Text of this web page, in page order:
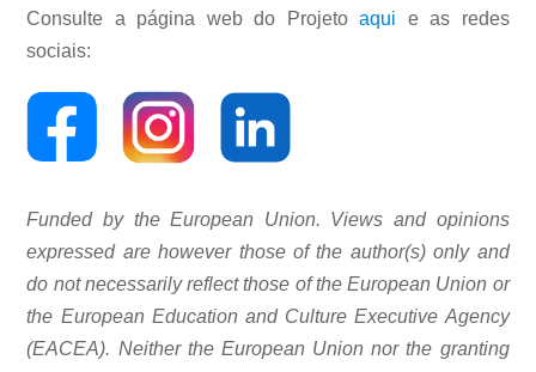
Consulte a página web do Projetoaqui e as redes
sociais:
Funded by the European Union. Views and opinions
expressed are however those of the author(s) only and
do not necessarily reflect those of the European Union or
the European Education and Culture Executive Agency
(EACEA). Neither the European Union nor the granting